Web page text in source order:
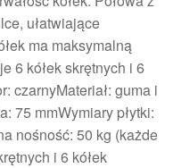
ułatwiające
ma maksymalną
6 kółek skrętnych i 6
czarnyMateriał: guma i
75 mmWymiary płytki:
nośność: 50 kg (każde
i 6 kółek